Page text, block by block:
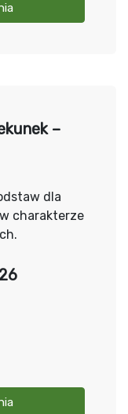
–
dla
charakterze